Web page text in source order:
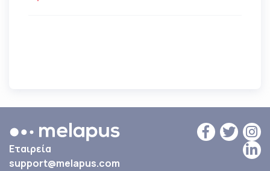
Εταιρεία
support@melapus.com